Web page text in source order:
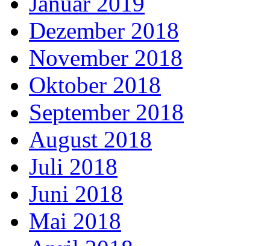
Dezember 2018
November 2018
Oktober 2018
September 2018
August 2018
Juli 2018
Juni 2018
Mai 2018